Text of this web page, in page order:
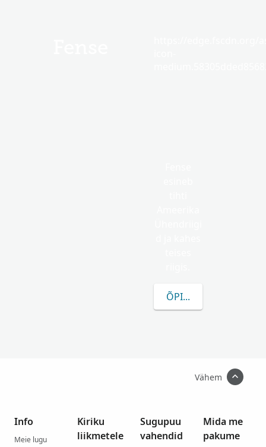
ÕPI ROHKEM FENSE
Vähem
Info
Meie lugu
Kiriku
liikmetele
Sugupuu
vahendid
Mida me
pakume